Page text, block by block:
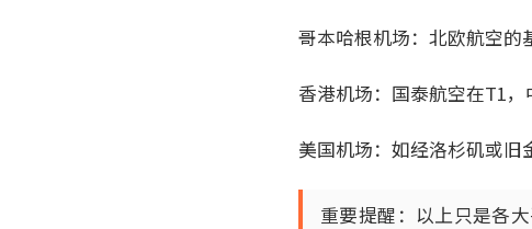
哥本哈根机场：北欧航空的
香港机场：国泰航空在T1，
美国机场：如经洛杉矶或旧
重要提醒：以上只是各